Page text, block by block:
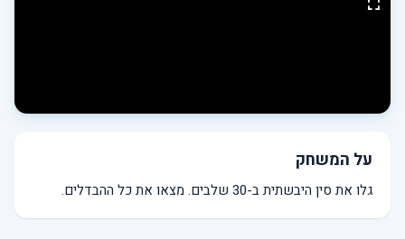
על המשחק
גלו את סין היבשתית ב-30 שלבים. מצאו את כל ההבדלים.